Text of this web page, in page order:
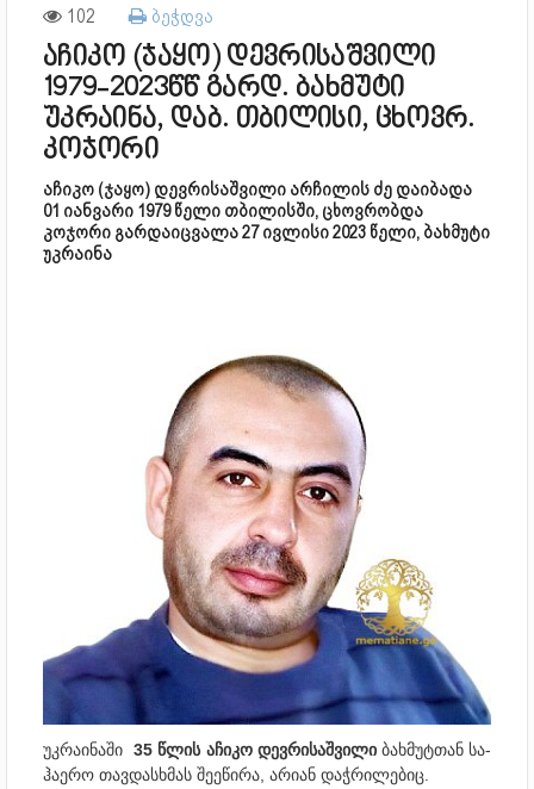
102 ბეჭდვა
აჩიკო (ჯაყო) დევრისაშვილი
1979-2023წწ გარდ. ბახმუტი
უკრაინა, დაბ. თბილისი, ცხოვრ.
კოჯორი
აჩიკო (ჯაყო) დევ­რი­საშ­ვი­ლი არჩილის ძე დაიბადა
01 იანვარი 1979 წელი თბილისში, ცხოვრობდა
კოჯორი გარდაიცვალა 27 ივლისი 2023 წელი, ბახმუტი
უკრაინა
უკ­რა­ი­ნა­ში 35 წლის აჩი­კო დევ­რი­საშ­ვი­ლიბახ­მუტ­თან სა­
ჰა­ე­რო თავ­დას­ხმას შე­ე­წი­რა, არი­ან დაჭ­რი­ლე­ბიც.